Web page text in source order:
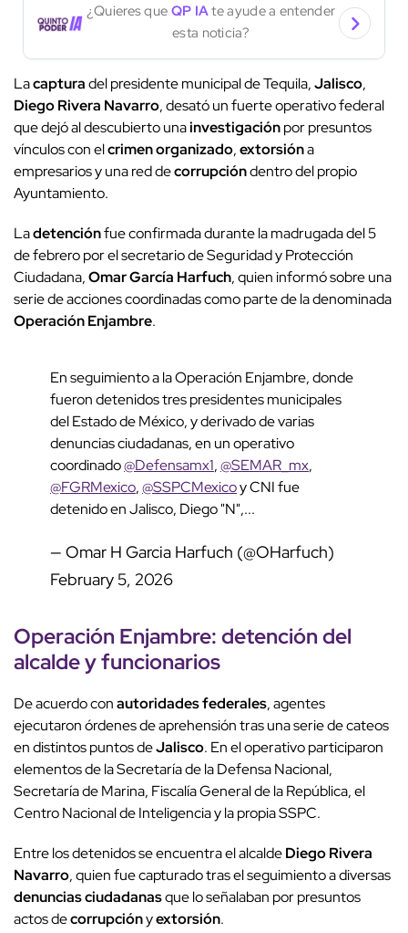
¿Quieres que QP IAte ayude a entender
esta noticia?
Lacapturadel presidente municipal de Tequila,Jalisco,
Diego Rivera Navarro, desató un fuerte operativo federal
que dejó al descubierto unainvestigaciónpor presuntos
vínculos con elcrimen organizado,extorsióna
empresarios y una red decorrupcióndentro del propio
Ayuntamiento.
Ladetenciónfue confirmada durante la madrugada del 5
de febrero por el secretario de Seguridad y Protección
Ciudadana,Omar García Harfuch, quien informó sobre una
serie de acciones coordinadas como parte de la denominada
Operación Enjambre.
En seguimiento a la Operación Enjambre, donde
fueron detenidos tres presidentes municipales
del Estado de México, y derivado de varias
denuncias ciudadanas, en un operativo
coordinado@Defensamx1,@SEMAR_mx,
@FGRMexico,@SSPCMexicoy CNI fue
detenido en Jalisco, Diego "N",...
— Omar H Garcia Harfuch (@OHarfuch)
February 5, 2026
Operación Enjambre:detencióndel
alcalde yfuncionarios
De acuerdo conautoridades federales, agentes
ejecutaron órdenes de aprehensión tras una serie de cateos
en distintos puntos deJalisco. En el operativo participaron
elementos de la Secretaría de la Defensa Nacional,
Secretaría de Marina, Fiscalía General de la República, el
Centro Nacional de Inteligencia y la propia SSPC.
Entre los detenidos se encuentra el alcaldeDiego Rivera
Navarro, quien fue capturado tras el seguimiento a diversas
denuncias ciudadanasque lo señalaban por presuntos
actos decorrupciónyextorsión.